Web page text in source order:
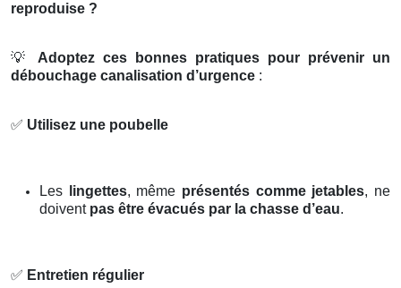
reproduise ?
💡
Adoptez ces bonnes pratiques pour prévenir un
débouchage canalisation d’urgence :
✅ Utilisez une poubelle
Les lingettes, même présentés comme jetables, ne
doivent pas être évacués par la chasse d’eau.
✅ Entretien régulier